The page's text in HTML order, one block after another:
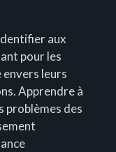
aux
pour les
leurs
Apprendre à
problèmes des